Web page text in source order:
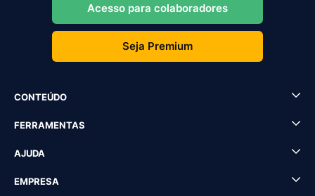
Acesso para colaboradores
Seja Premium
CONTEÚDO
FERRAMENTAS
AJUDA
EMPRESA